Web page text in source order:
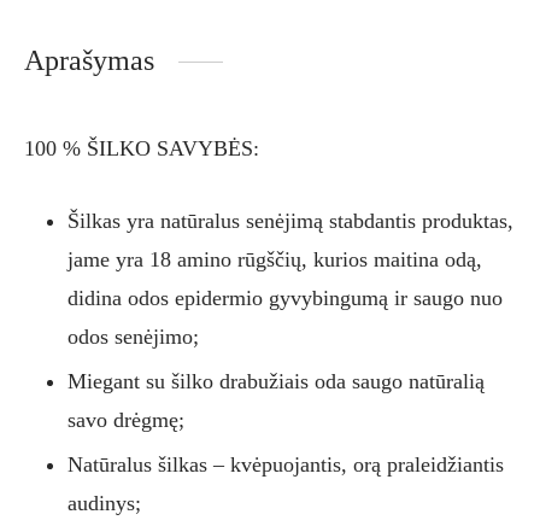
Aprašymas
100 % ŠILKO SAVYBĖS:
Šilkas yra natūralus senėjimą stabdantis produktas,
jame yra 18 amino rūgščių, kurios maitina odą,
didina odos epidermio gyvybingumą ir saugo nuo
odos senėjimo;
Miegant su šilko drabužiais oda saugo natūralią
savo drėgmę;
Natūralus šilkas – kvėpuojantis, orą praleidžiantis
audinys;